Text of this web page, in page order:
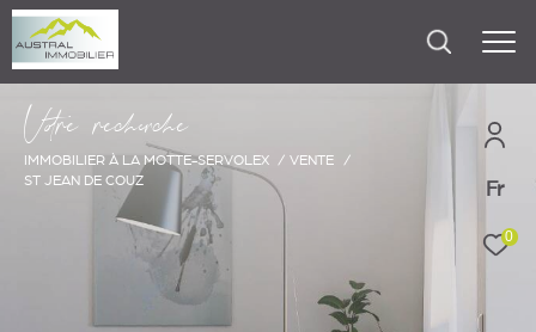
Fr
0
Vore recece
IMMOBILIER À LA MOTTE-SERVOLEX
VENTE
ST JEAN DE COUZ